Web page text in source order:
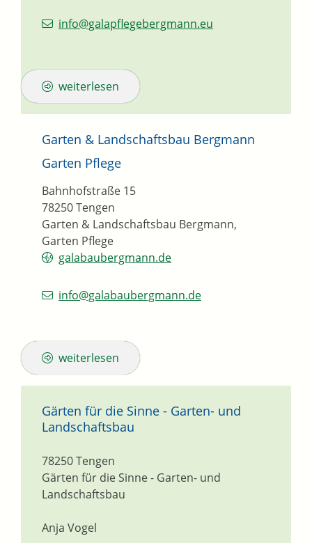
info@galapflegebergmann.eu
weiterlesen
Garten & Landschaftsbau Bergmann
Garten Pflege
Garten & Landschaftsbau Bergmann,
Garten Pflege
Bahnhofstraße 15
78250Tengen
galabaubergmann.de
info@galabaubergmann.de
weiterlesen
Gärten für die Sinne - Garten- und
Landschaftsbau
Gärten für die Sinne - Garten- und
Landschaftsbau
78250Tengen
Anja Vogel